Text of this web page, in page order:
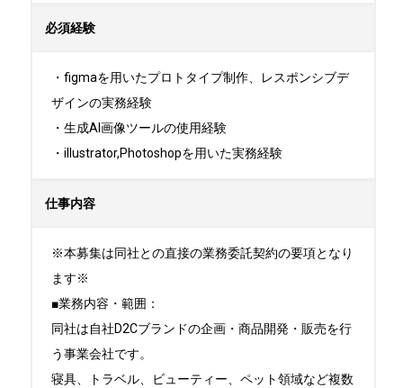
必須経験
・figmaを用いたプロトタイプ制作、レスポンシブデ
ザインの実務経験
・生成AI画像ツールの使用経験
・illustrator,Photoshopを用いた実務経験
仕事内容
※本募集は同社との直接の業務委託契約の要項となり
ます※
■業務内容・範囲：
同社は自社D2Cブランドの企画・商品開発・販売を行
う事業会社です。
寝具、トラベル、ビューティー、ペット領域など複数